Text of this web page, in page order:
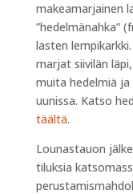
makeamarjainen
”hedelmänahka”
lasten
marjat siivilän
muita hedelmiä
uunissa. Katso
täältä.
Lounastauon
tiluksia